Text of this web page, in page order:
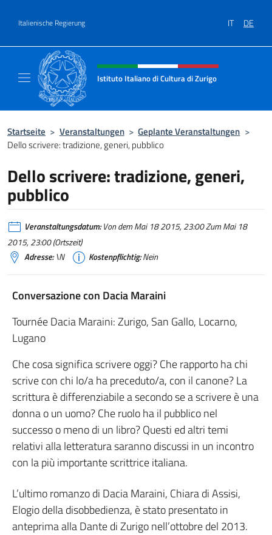
Italienische Regierung IT DE
Header-Site, Social und Menü
Istituto Italiano di Cultura di Zurigo
Startseite > Veranstaltungen > Geplante Veranstaltungen >
Dello scrivere: tradizione, generi, pubblico
Dello scrivere: tradizione, generi,
pubblico
Veranstaltungsdatum:Von dem Mai 18 2015, 23:00 Zum Mai 18
2015, 23:00 (Ortszeit)
Adresse:\N Kostenpflichtig:Nein
Conversazione con Dacia Maraini
Tournée Dacia Maraini: Zurigo, San Gallo, Locarno,
Lugano
Che cosa significa scrivere oggi? Che rapporto ha chi
scrive con chi lo/a ha preceduto/a, con il canone? La
scrittura è differenziabile a secondo se a scrivere è una
donna o un uomo? Che ruolo ha il pubblico nel
successo o meno di un libro? Questi ed altri temi
relativi alla letteratura saranno discussi in un incontro
con la più importante scrittrice italiana.
L’ultimo romanzo di Dacia Maraini, Chiara di Assisi,
Elogio della disobbedienza, è stato presentato in
anteprima alla Dante di Zurigo nell’ottobre del 2013.